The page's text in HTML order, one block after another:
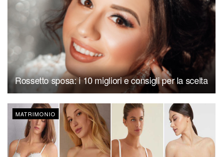
Rossetto sposa: i 10 migliori e consigli per la scelta
MATRIMONIO